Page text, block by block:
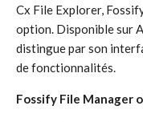
Cx File Explorer,
option. Disponible sur
distingue par son
de fonctionnalités.
Fossify File Manager